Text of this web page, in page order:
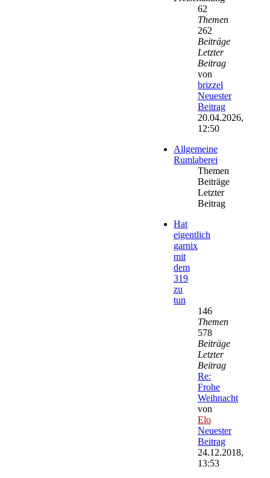
62
Themen
262
Beiträge
Letzter
Beitrag
von
brizzel
Neuester
Beitrag
20.04.2026,
12:50
Allgemeine
Rumlaberei
Themen
Beiträge
Letzter
Beitrag
Hat
eigentlich
garnix
mit
dem
319
zu
tun
146
Themen
578
Beiträge
Letzter
Beitrag
Re:
Frohe
Weihnacht
von
Elo
Neuester
Beitrag
24.12.2018,
13:53